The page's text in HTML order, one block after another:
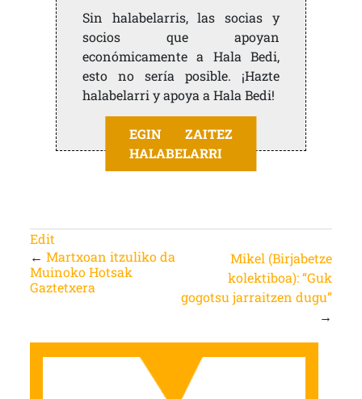
Sin halabelarris, las socias y
socios que apoyan
económicamente a Hala Bedi,
esto no sería posible. ¡Hazte
halabelarri y apoya a Hala Bedi!
EGIN ZAITEZ
HALABELARRI
Edit
← Martxoan itzuliko da
Muinoko Hotsak
Gaztetxera
Mikel (Birjabetze
kolektiboa): “Guk
gogotsu jarraitzen dugu”
→